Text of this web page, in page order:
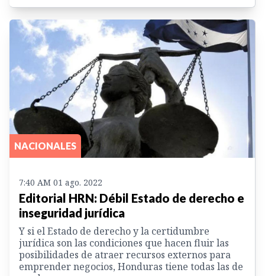
NACIONALES
7:40 AM 01 ago. 2022
Editorial HRN: Débil Estado de derecho e
inseguridad jurídica
Y si el Estado de derecho y la certidumbre
jurídica son las condiciones que hacen fluir las
posibilidades de atraer recursos externos para
emprender negocios, Honduras tiene todas las de